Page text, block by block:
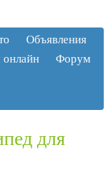
Объявления
онлайн Форум
для